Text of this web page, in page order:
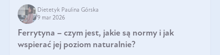
Dietetyk Paulina Górska
9 mar 2026
Ferrytyna – czym jest, jakie są normy i jak
wspierać jej poziom naturalnie?